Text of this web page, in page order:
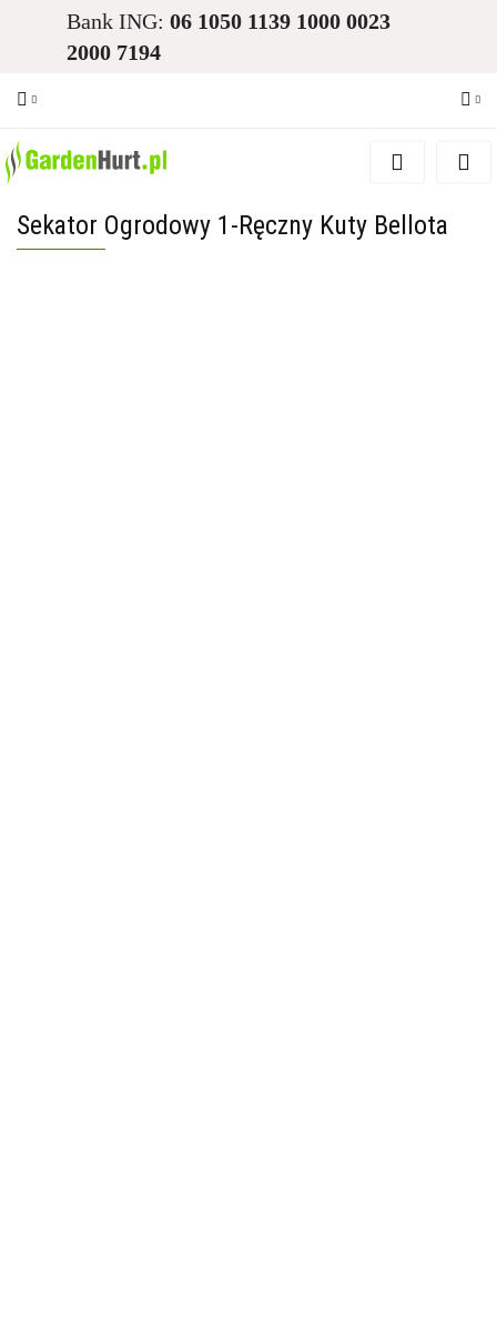
Bank ING: 06 1050 1139 1000 0023
2000 7194
Zaloguj się
Dodaj zgłoszenie
Sekator Ogrodowy 1-Ręczny Kuty Bellota